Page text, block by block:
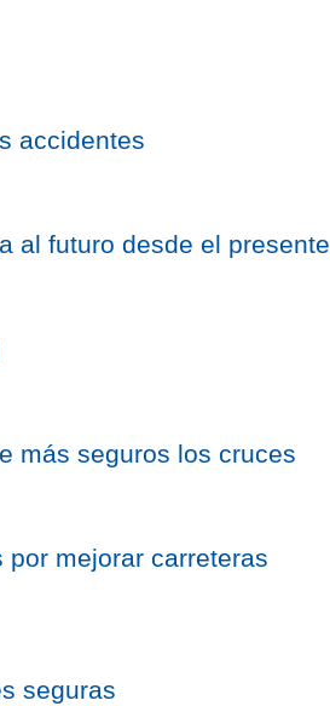
accidentes
al futuro desde el presente
más seguros los cruces
por mejorar carreteras
seguras